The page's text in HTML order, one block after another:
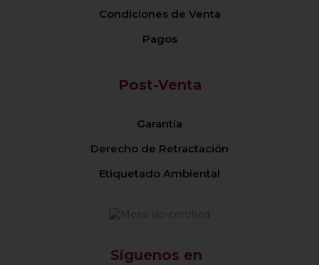
Condiciones de Venta
Pagos
Post-Venta
Garantía
Derecho de Retractación
Etiquetado Ambiental
Síguenos en